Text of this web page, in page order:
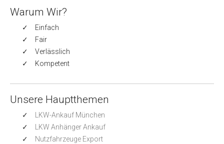
Warum Wir?
Einfach
Fair
Verlässlich
Kompetent
Unsere Hauptthemen
LKW-Ankauf München
LKW Anhänger Ankauf
Nutzfahrzeuge Export